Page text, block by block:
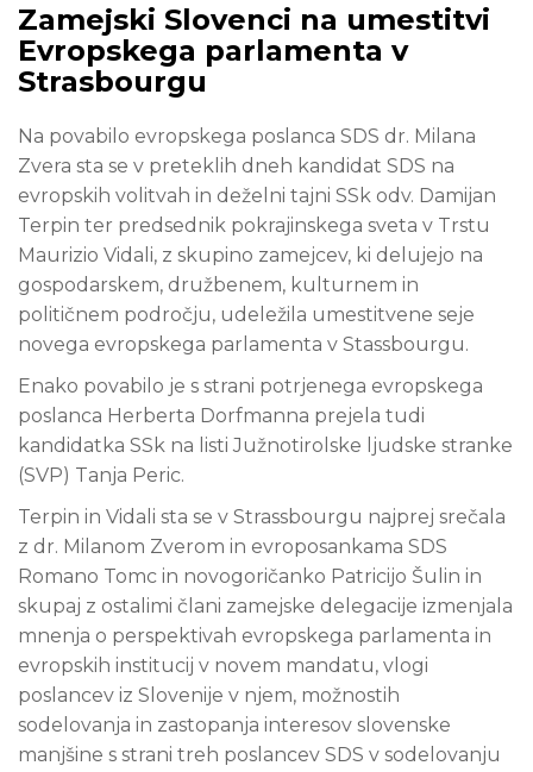
Zamejski Slovenci na umestitvi
Evropskega parlamenta v
Strasbourgu
Na povabilo evropskega poslanca SDS dr. Milana
Zvera sta se v preteklih dneh kandidat SDS na
evropskih volitvah in deželni tajni SSk odv. Damijan
Terpin ter predsednik pokrajinskega sveta v Trstu
Maurizio Vidali, z skupino zamejcev, ki delujejo na
gospodarskem, družbenem, kulturnem in
političnem področju, udeležila umestitvene seje
novega evropskega parlamenta v Stassbourgu.
Enako povabilo je s strani potrjenega evropskega
poslanca Herberta Dorfmanna prejela tudi
kandidatka SSk na listi Južnotirolske ljudske stranke
(SVP) Tanja Peric.
Terpin in Vidali sta se v Strassbourgu najprej srečala
z dr. Milanom Zverom in evroposankama SDS
Romano Tomc in novogoričanko Patricijo Šulin in
skupaj z ostalimi člani zamejske delegacije izmenjala
mnenja o perspektivah evropskega parlamenta in
evropskih institucij v novem mandatu, vlogi
poslancev iz Slovenije v njem, možnostih
sodelovanja in zastopanja interesov slovenske
manjšine s strani treh poslancev SDS v sodelovanju